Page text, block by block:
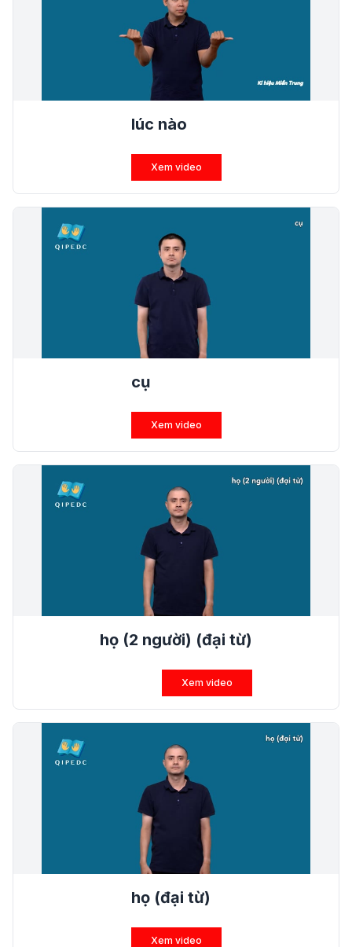
lúc nào
Xem video
cụ
Xem video
họ (2 người) (đại từ)
Xem video
họ (đại từ)
Xem video